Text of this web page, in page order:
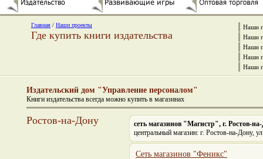
Главная / Наши проекты
Где купить книги издательства
Наши
Наши
Наши
Наши
Наши
Издательский дом "Управление персоналом"
Книги издательства всегда можно купить в магазинах
Ростов-на-Дону
сеть магазинов "Магистр", г. Ростов-
центральный магазин: г. Ростов-на-Дону,
Сеть магазинов "Феникс"